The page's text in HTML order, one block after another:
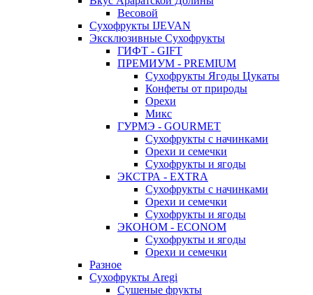
Весовой
Сухофрукты IJEVAN
Эксклюзивные Сухофрукты
ГИФТ - GIFT
ПРЕМИУМ - PREMIUM
Сухофрукты Ягоды Цукаты
Конфеты от природы
Орехи
Микс
ГУРМЭ - GOURMET
Сухофрукты с начинками
Орехи и семечки
Сухофрукты и ягоды
ЭКСТРА - EXTRA
Сухофрукты с начинками
Орехи и семечки
Сухофрукты и ягоды
ЭКОНОМ - ECONOM
Сухофрукты и ягоды
Орехи и семечки
Разное
Сухофрукты Aregi
Сушеные фрукты